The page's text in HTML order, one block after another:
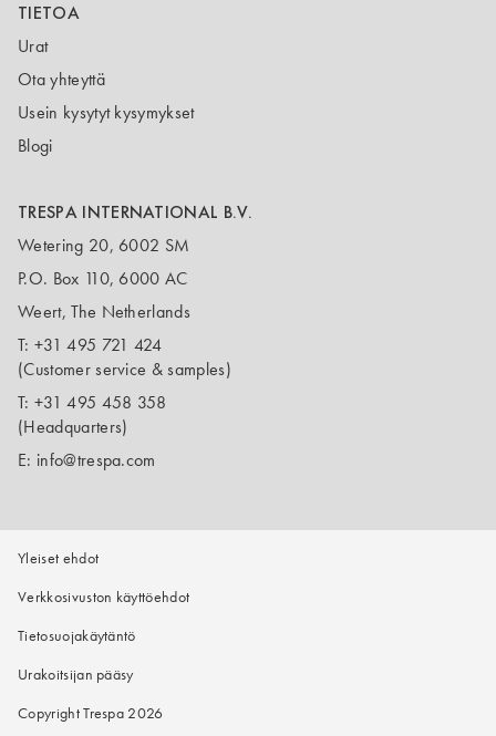
TIETOA
Urat
Ota yhteyttä
Usein kysytyt kysymykset
Blogi
TRESPA INTERNATIONAL B.V.
Wetering 20, 6002 SM
P.O. Box 110, 6000 AC
Weert, The Netherlands
T: +31 495 721 424
(Customer service & samples)
T: +31 495 458 358
(Headquarters)
E: info@trespa.com
Yleiset ehdot
Verkkosivuston käyttöehdot
Tietosuojakäytäntö
Urakoitsijan pääsy
Copyright Trespa 2026